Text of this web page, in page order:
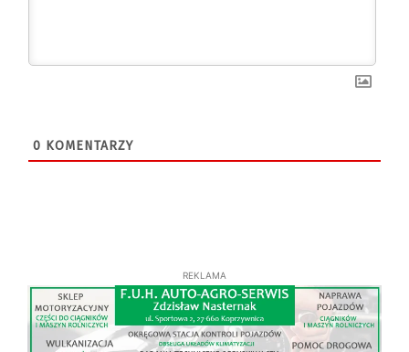
0 KOMENTARZY
REKLAMA